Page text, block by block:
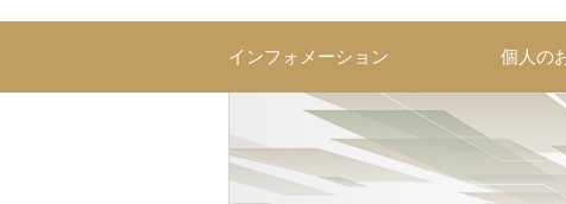
インフォメーション 個人の